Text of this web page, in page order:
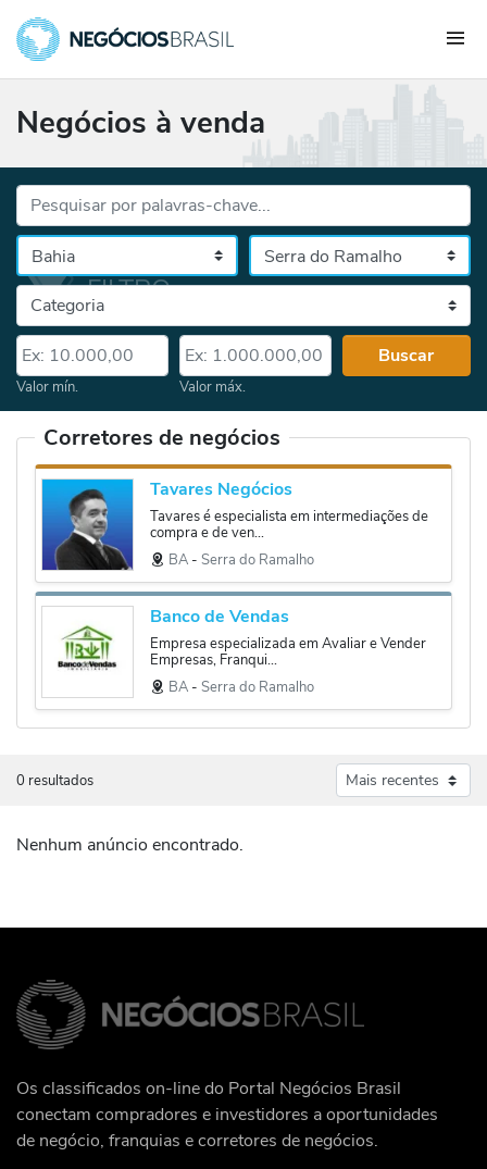
Negócios à venda
Palavras-chave...
Cidade
Selecione o estado, depois a cidade
Categoria
Valor mín.
Valor mín.
Valor máx.
Valor máx.
Buscar
Corretores de negócios
Tavares Negócios
Tavares é especialista em intermediações de
compra e de ven...
BA ‐ Serra do Ramalho
Banco de Vendas
Empresa especializada em Avaliar e Vender
Empresas, Franqui...
BA ‐ Serra do Ramalho
0 resultados
Nenhum anúncio encontrado.
Os classificados on-line do Portal Negócios Brasil
conectam compradores e investidores a oportunidades
de negócio, franquias e corretores de negócios.